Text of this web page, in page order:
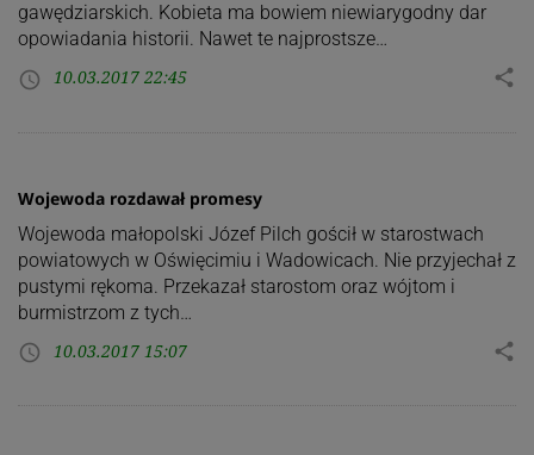
gawędziarskich. Kobieta ma bowiem niewiarygodny dar
opowiadania historii. Nawet te najprostsze…
access_time 10.03.2017 22:45 share
Wojewoda rozdawał promesy
Wojewoda małopolski Józef Pilch gościł w starostwach
powiatowych w Oświęcimiu i Wadowicach. Nie przyjechał z
pustymi rękoma. Przekazał starostom oraz wójtom i
burmistrzom z tych…
access_time 10.03.2017 15:07 share